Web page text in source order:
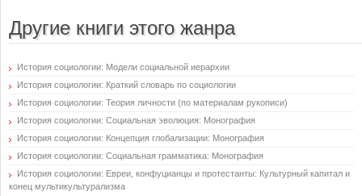
Другие книги этого жанра
История социологии: Модели социальной иерархии
История социологии: Краткий словарь по социологии
История социологии: Теория личности (по материалам рукописи)
История социологии: Социальная эволюция: Монография
История социологии: Концепция глобализации: Монография
История социологии: Социальная грамматика: Монография
История социологии: Евреи, конфуцианцы и протестанты: Культурный капитал и
конец мультикультурализма